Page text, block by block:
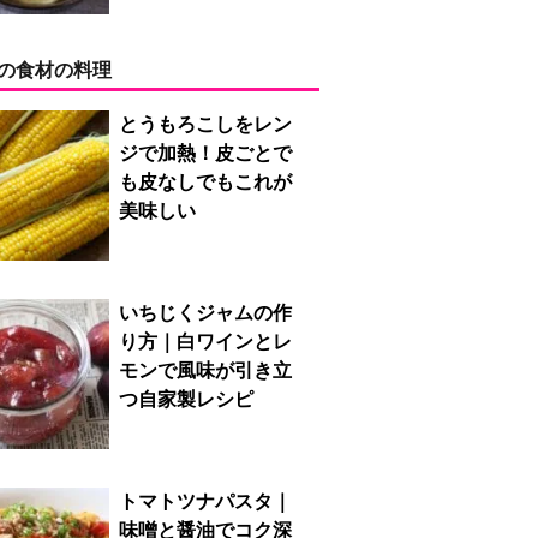
食材の料理
とうもろこしをレン
ジで加熱！皮ごとで
も皮なしでもこれが
美味しい
いちじくジャムの作
り方｜白ワインとレ
モンで風味が引き立
つ自家製レシピ
トマトツナパスタ｜
味噌と醤油でコク深